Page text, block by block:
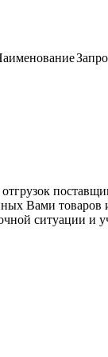
Вами товаров
ситуации и